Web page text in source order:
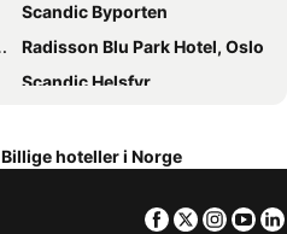
Scandic Byporten
Radisson Blu Park Hotel, Oslo
Scandic Helsfyr
Scandic Neptun
Fleischer's Hotel
Billige hoteller i Norge
Facebook
Twitter